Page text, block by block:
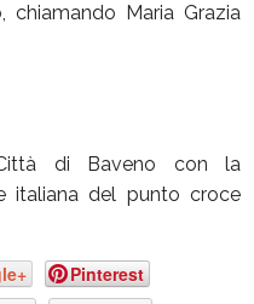
chiamando Maria Grazia
di Baveno con la
italiana del punto croce
Pinterest